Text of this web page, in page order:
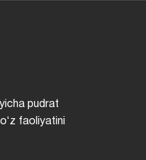
pudrat
faoliyatini